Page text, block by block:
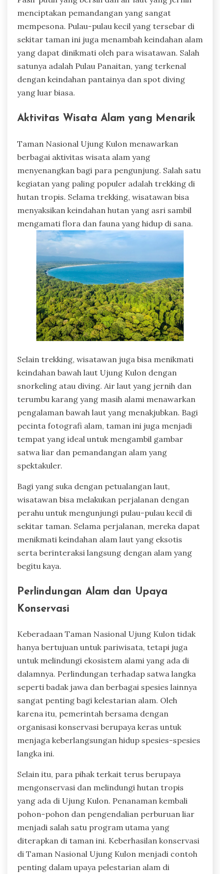
menciptakan pemandangan yang sangat
mempesona. Pulau-pulau kecil yang tersebar di
sekitar taman ini juga menambah keindahan alam
yang dapat dinikmati oleh para wisatawan. Salah
satunya adalah Pulau Panaitan, yang terkenal
dengan keindahan pantainya dan spot diving
yang luar biasa.
Aktivitas Wisata Alam yang Menarik
Taman Nasional Ujung Kulon menawarkan
berbagai aktivitas wisata alam yang
menyenangkan bagi para pengunjung. Salah satu
kegiatan yang paling populer adalah trekking di
hutan tropis. Selama trekking, wisatawan bisa
menyaksikan keindahan hutan yang asri sambil
mengamati flora dan fauna yang hidup di sana.
Selain trekking, wisatawan juga bisa menikmati
keindahan bawah laut Ujung Kulon dengan
snorkeling atau diving. Air laut yang jernih dan
terumbu karang yang masih alami menawarkan
pengalaman bawah laut yang menakjubkan. Bagi
pecinta fotografi alam, taman ini juga menjadi
tempat yang ideal untuk mengambil gambar
satwa liar dan pemandangan alam yang
spektakuler.
Bagi yang suka dengan petualangan laut,
wisatawan bisa melakukan perjalanan dengan
perahu untuk mengunjungi pulau-pulau kecil di
sekitar taman. Selama perjalanan, mereka dapat
menikmati keindahan alam laut yang eksotis
serta berinteraksi langsung dengan alam yang
begitu kaya.
Perlindungan Alam dan Upaya
Konservasi
Keberadaan Taman Nasional Ujung Kulon tidak
hanya bertujuan untuk pariwisata, tetapi juga
untuk melindungi ekosistem alami yang ada di
dalamnya. Perlindungan terhadap satwa langka
seperti badak jawa dan berbagai spesies lainnya
sangat penting bagi kelestarian alam. Oleh
karena itu, pemerintah bersama dengan
organisasi konservasi berupaya keras untuk
menjaga keberlangsungan hidup spesies-spesies
langka ini.
Selain itu, para pihak terkait terus berupaya
mengonservasi dan melindungi hutan tropis
yang ada di Ujung Kulon. Penanaman kembali
pohon-pohon dan pengendalian perburuan liar
menjadi salah satu program utama yang
diterapkan di taman ini. Keberhasilan konservasi
di Taman Nasional Ujung Kulon menjadi contoh
penting dalam upaya pelestarian alam di